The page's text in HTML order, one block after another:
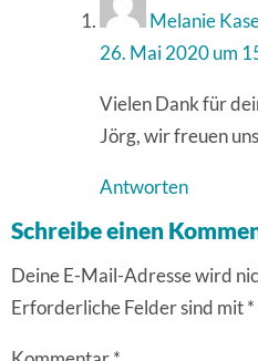
Melanie
26. Mai 2020 um
Vielen Dank für
Jörg, wir freuen
Antworten
Schreibe einen
Deine E-Mail-Adresse wird
Erforderliche Felder sind mit*